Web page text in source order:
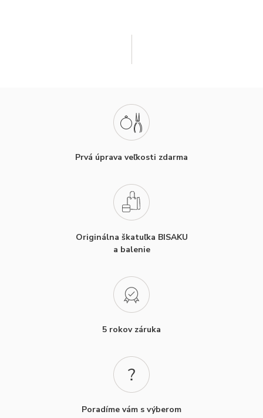
Prvá úprava veľkosti zdarma
Originálna škatuľka BISAKU
a balenie
5 rokov záruka
Poradíme vám s výberom